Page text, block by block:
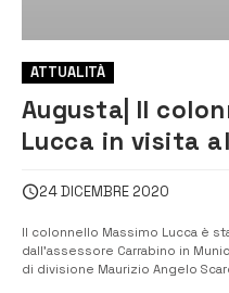
ATTUALITÀ
Augusta| Il
Lucca in visita
24 DICEMBRE 2020
Il colonnello Massimo Lucca è
dall’assessore Carrabino in
di divisione Maurizio Angelo